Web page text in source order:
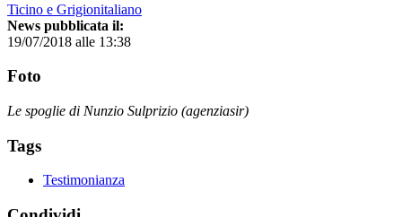
Ticino e Grigionitaliano
News pubblicata il:
19/07/2018 alle 13:38
Foto
Le spoglie di Nunzio Sulprizio (agenziasir)
Tags
Testimonianza